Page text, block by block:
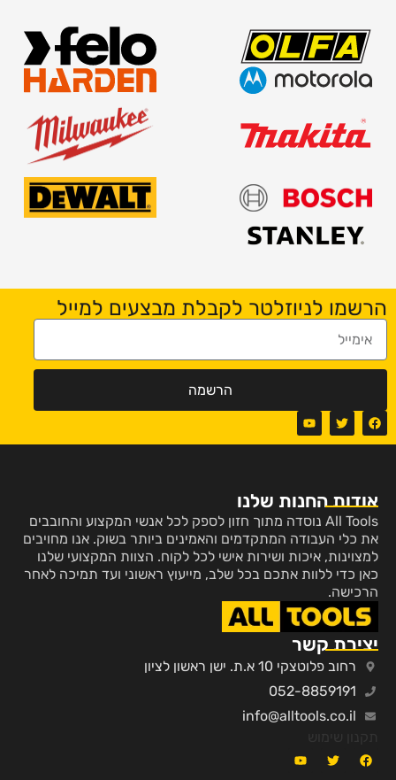
הרשמו לניוזלטר לקבלת מבצעים למייל
הרשמה
אודות החנות שלנו
All Tools נוסדה מתוך חזון לספק לכל אנשי המקצוע והחובבים
את כלי העבודה המתקדמים והאמינים ביותר בשוק. אנו מחויבים
למצוינות, איכות ושירות אישי לכל לקוח. הצוות המקצועי שלנו
כאן כדי ללוות אתכם בכל שלב, מייעוץ ראשוני ועד תמיכה לאחר
הרכישה.
יצירת קשר
רחוב פלוטצקי 10 א.ת. ישן ראשון לציון
052-8859191
info@alltools.co.il